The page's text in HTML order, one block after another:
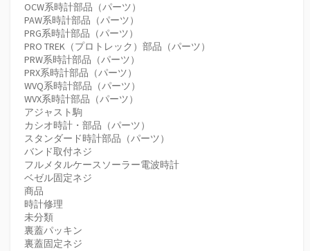
OCW系時計部品（パーツ）
PAW系時計部品（パーツ）
PRG系時計部品（パーツ）
PRO TREK（プロトレック）部品（パーツ）
PRW系時計部品（パーツ）
PRX系時計部品（パーツ）
WVQ系時計部品（パーツ）
WVX系時計部品（パーツ）
アジャスト駒
カシオ時計・部品（パーツ）
スタンダード時計部品（パーツ）
バンド取付ネジ
フルメタルケースソーラー電波時計
ベゼル固定ネジ
商品
時計修理
未分類
裏蓋パッキン
裏蓋固定ネジ